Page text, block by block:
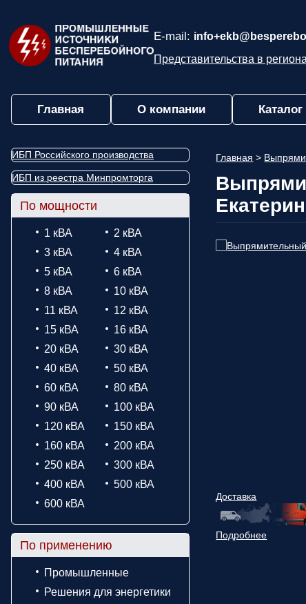
E-mail:
Представительства в
Главная О компании Каталог
ИБП Российского производства
ИБП из реестра Минпромторга
По мощности
1 кВА
2 кВА
3 кВА
4 кВА
5 кВА
6 кВА
8 кВА
10 кВА
11 кВА
12 кВА
15 кВА
16 кВА
20 кВА
30 кВА
40 кВА
50 кВА
60 кВА
80 кВА
90 кВА
100 кВА
120 кВА
150 кВА
160 кВА
200 кВА
250 кВА
300 кВА
400 кВА
500 кВА
600 кВА
По применению
Промышленные
Решения для энергетики
Главная >
Доставка
Подробнее